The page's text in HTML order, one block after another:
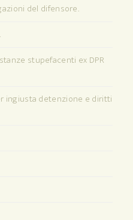
del difensore.
stupefacenti ex DPR
ingiusta detenzione e diritti